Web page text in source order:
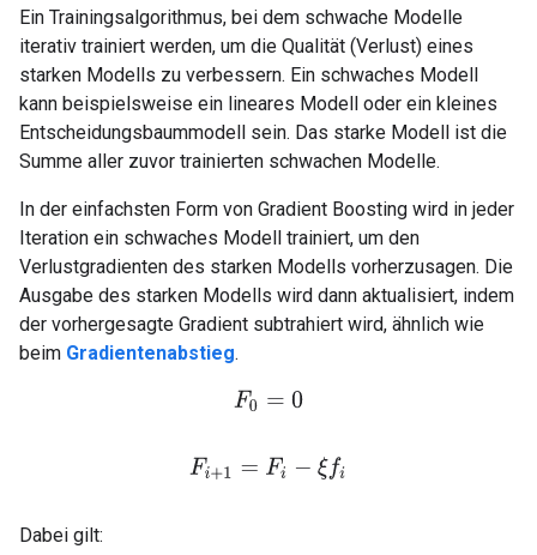
Ein Trainingsalgorithmus, bei dem schwache Modelle
iterativ trainiert werden, um die Qualität (Verlust) eines
starken Modells zu verbessern. Ein schwaches Modell
kann beispielsweise ein lineares Modell oder ein kleines
Entscheidungsbaummodell sein. Das starke Modell ist die
Summe aller zuvor trainierten schwachen Modelle.
In der einfachsten Form von Gradient Boosting wird in jeder
Iteration ein schwaches Modell trainiert, um den
Verlustgradienten des starken Modells vorherzusagen. Die
Ausgabe des starken Modells wird dann aktualisiert, indem
der vorhergesagte Gradient subtrahiert wird, ähnlich wie
beim Gradientenabstieg.
F 0=0
F +1 =Fi− ξf
Dabei gilt: